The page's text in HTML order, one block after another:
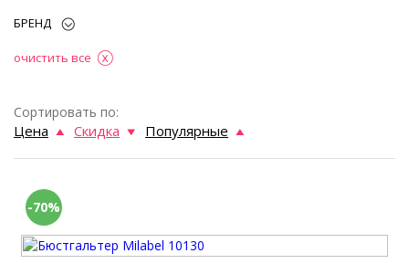
БРЕНД
очистить все
Сортировать по:
Цена Скидка Популярные
-70%